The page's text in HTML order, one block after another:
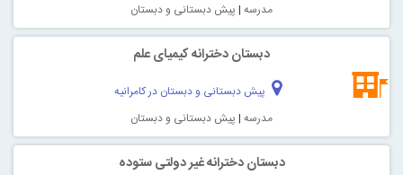
مدرسه | پیش دبستانی و دبستان
دبستان دخترانه کیمیای علم
پیش دبستانی و دبستان در کامرانیه
مدرسه | پیش دبستانی و دبستان
دبستان دخترانه غیر دولتی ستوده